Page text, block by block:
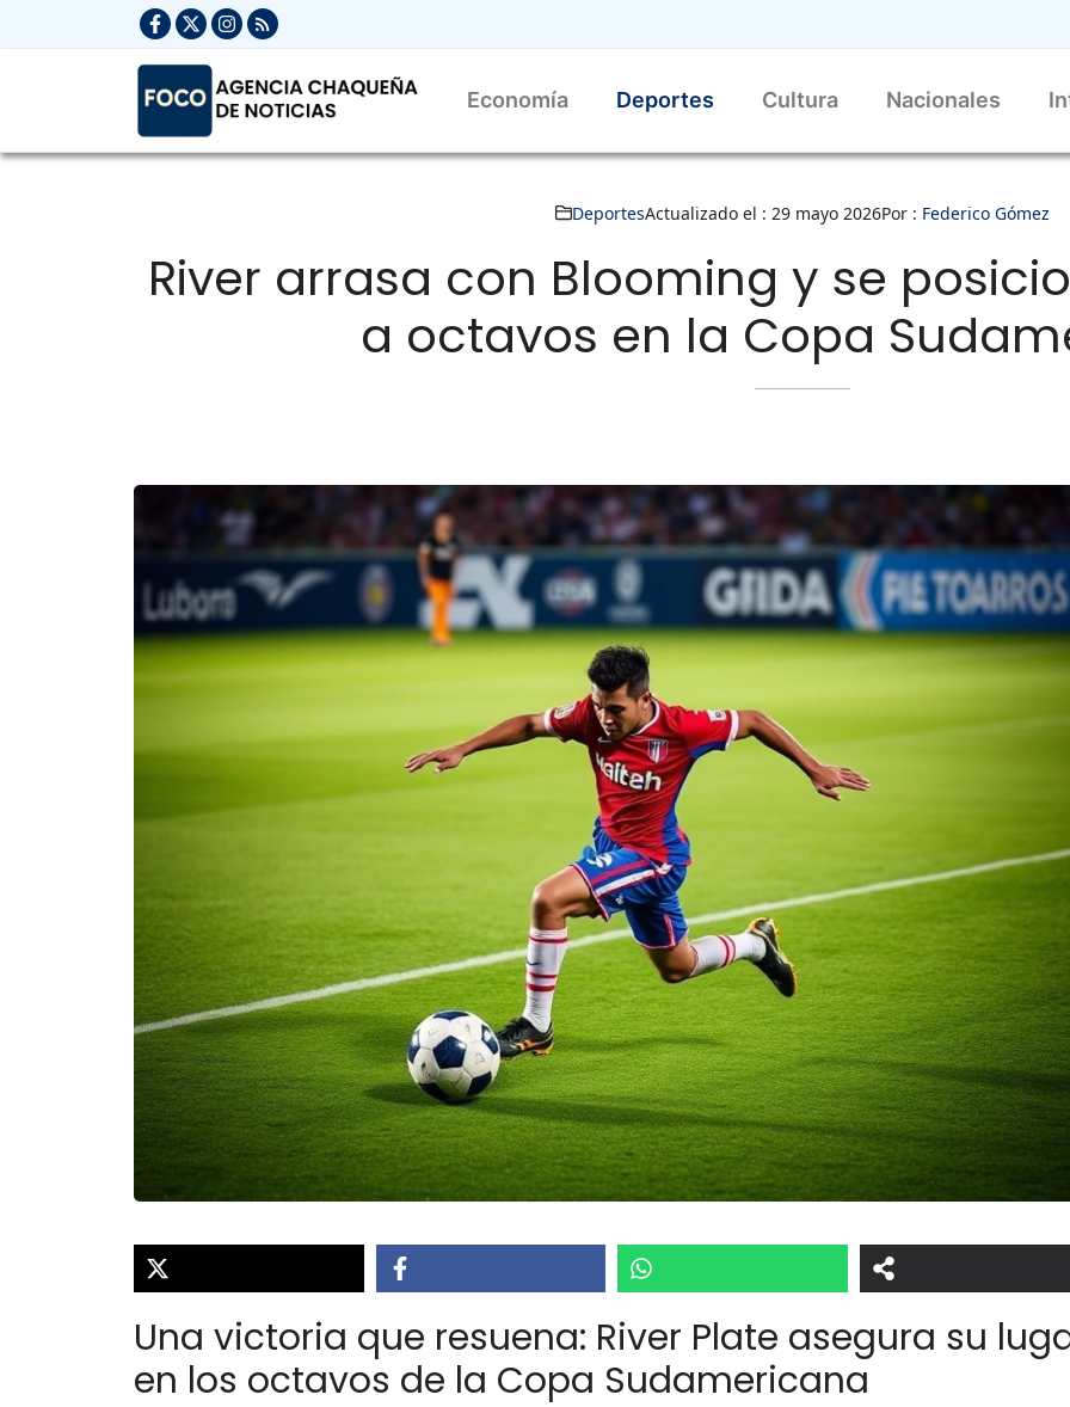
Economía
Deportes Cultura Nacionales
DeportesActualizado el : 29 mayo 2026Por : Federico Gómez
River arrasa con Blooming y se
a octavos en la Copa
Una victoria que resuena: River Plate asegura su
en los octavos de la Copa Sudamericana